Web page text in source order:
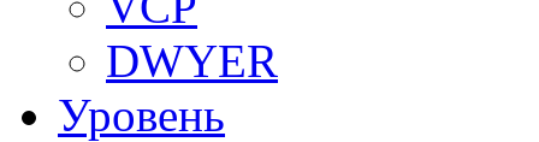
DWYER
Уровень